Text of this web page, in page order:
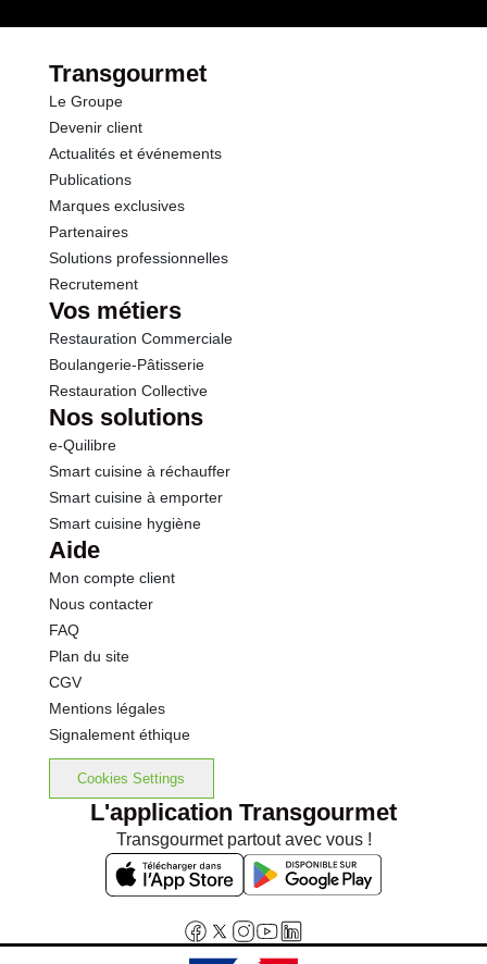
Transgourmet
Le Groupe
Devenir client
Actualités et événements
Publications
Marques exclusives
Partenaires
Solutions professionnelles
Recrutement
Vos métiers
Restauration Commerciale
Boulangerie-Pâtisserie
Restauration Collective
Nos solutions
e-Quilibre
Smart cuisine à réchauffer
Smart cuisine à emporter
Smart cuisine hygiène
Aide
Mon compte client
Nous contacter
FAQ
Plan du site
CGV
Mentions légales
Signalement éthique
Cookies Settings
L'application Transgourmet
Transgourmet partout avec vous !